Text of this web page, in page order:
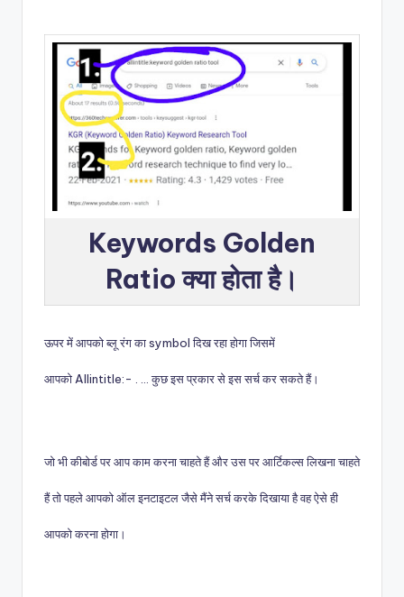
Keywords Golden
Ratio क्या होता है।
ऊपर में आपको ब्लू रंग का symbol दिख रहा होगा जिसमें
आपको Allintitle:- . … कुछ इस प्रकार से इस सर्च कर सकते हैं।
जो भी कीबोर्ड पर आप काम करना चाहते हैं और उस पर आर्टिकल्स लिखना चाहते
हैं तो पहले आपको ऑल इनटाइटल जैसे मैंने सर्च करके दिखाया है वह ऐसे ही
आपको करना होगा।